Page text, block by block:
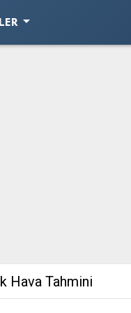
arrow_drop_down
Hava Tahmini